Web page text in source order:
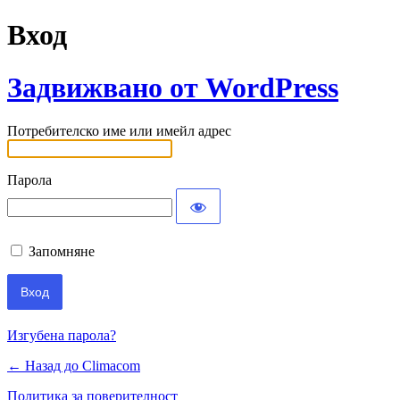
Вход
Задвижвано от WordPress
Потребителско име или имейл адрес
Парола
Запомняне
Изгубена парола?
← Назад до Climacom
Политика за поверителност